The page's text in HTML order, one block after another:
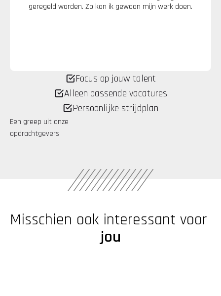
geregeld worden. Zo kan ik gewoon mijn werk doen.
Focus op jouw talent
Alleen passende vacatures
Persoonlijke strijdplan
Een greep uit onze
opdrachtgevers
jou